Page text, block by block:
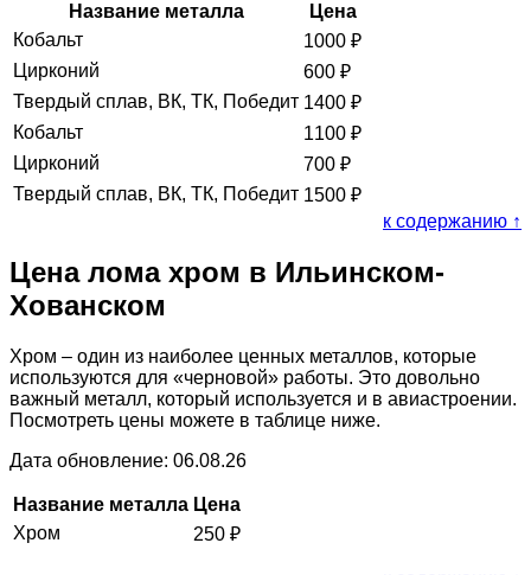
Название металла
Цена
Кобальт
1000 ₽
Цирконий
600 ₽
Твердый сплав, ВК, ТК, Победит 1400 ₽
Кобальт
1100 ₽
Цирконий
700 ₽
Твердый сплав, ВК, ТК, Победит 1500 ₽
к содержанию ↑
Цена лома хром в Ильинском-
Хованском
Хром – один из наиболее ценных металлов, которые
используются для «черновой» работы. Это довольно
важный металл, который используется и в авиастроении.
Посмотреть цены можете в таблице ниже.
Дата обновление: 06.08.26
Название металла Цена
Хром
250 ₽